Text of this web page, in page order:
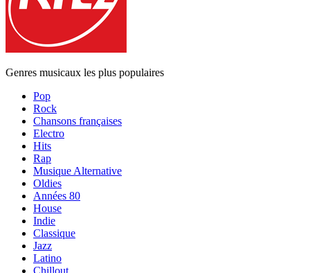
Genres musicaux les plus populaires
Pop
Rock
Chansons françaises
Electro
Hits
Rap
Musique Alternative
Oldies
Années 80
House
Indie
Classique
Jazz
Latino